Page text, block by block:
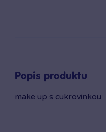
Popis produktu
make up s cukrovinkou